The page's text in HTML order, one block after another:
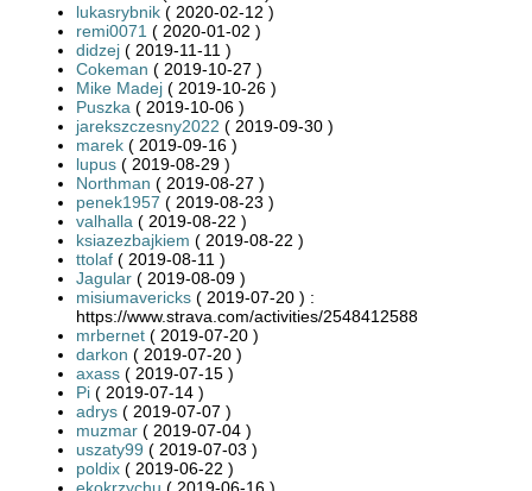
lukasrybnik ( 2020-02-12 )
remi0071 ( 2020-01-02 )
didzej ( 2019-11-11 )
Cokeman ( 2019-10-27 )
Mike Madej ( 2019-10-26 )
Puszka ( 2019-10-06 )
jarekszczesny2022 ( 2019-09-30 )
marek ( 2019-09-16 )
lupus ( 2019-08-29 )
Northman ( 2019-08-27 )
penek1957 ( 2019-08-23 )
valhalla ( 2019-08-22 )
ksiazezbajkiem ( 2019-08-22 )
ttolaf ( 2019-08-11 )
Jagular ( 2019-08-09 )
misiumavericks ( 2019-07-20 ) :
https://www.strava.com/activities/2548412588
mrbernet ( 2019-07-20 )
darkon ( 2019-07-20 )
axass ( 2019-07-15 )
Pi ( 2019-07-14 )
adrys ( 2019-07-07 )
muzmar ( 2019-07-04 )
uszaty99 ( 2019-07-03 )
poldix ( 2019-06-22 )
ekokrzychu ( 2019-06-16 )